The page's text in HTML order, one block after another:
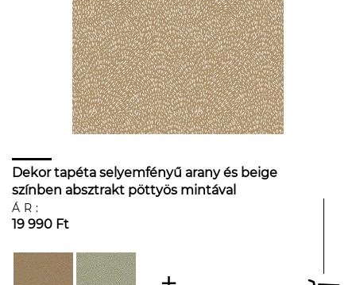
Dekor tapéta selyemfényű arany és beige
színben absztrakt pöttyös mintával
ÁR:
19 990 Ft